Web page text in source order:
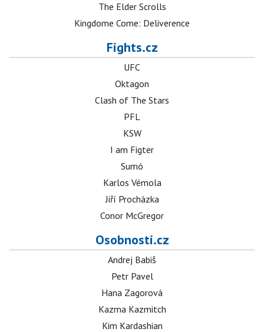
The Elder Scrolls
Kingdome Come: Deliverence
Fights.cz
UFC
Oktagon
Clash of The Stars
PFL
KSW
I am Figter
Sumó
Karlos Vémola
Jiří Procházka
Conor McGregor
Osobnosti.cz
Andrej Babiš
Petr Pavel
Hana Zagorová
Kazma Kazmitch
Kim Kardashian